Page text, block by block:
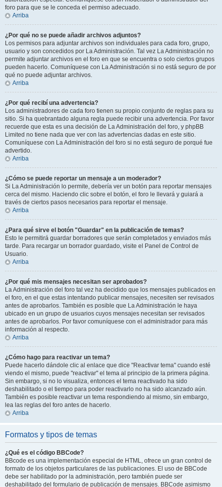
foro para que se le conceda el permiso adecuado.
Arriba
¿Por qué no se puede añadir archivos adjuntos?
Los permisos para adjuntar archivos son individuales para cada foro, grupo,
usuario y son concedidos por La Administración. Tal vez La Administración no
permite adjuntar archivos en el foro en que se encuentra o solo ciertos grupos
pueden hacerlo. Comuníquese con La Administración si no está seguro de por
qué no puede adjuntar archivos.
Arriba
¿Por qué recibí una advertencia?
Los administradores de cada foro tienen su propio conjunto de reglas para su
sitio. Si ha quebrantado alguna regla puede recibir una advertencia. Por favor
recuerde que esta es una decisión de La Administración del foro, y phpBB
Limited no tiene nada que ver con las advertencias dadas en este sitio.
Comuníquese con La Administración del foro si no está seguro de porqué fue
advertido.
Arriba
¿Cómo se puede reportar un mensaje a un moderador?
Si La Administración lo permite, debería ver un botón para reportar mensajes
cerca del mismo. Haciendo clic sobre el botón, el foro le llevará y guiará a
través de ciertos pasos necesarios para reportar el mensaje.
Arriba
¿Para qué sirve el botón "Guardar" en la publicación de temas?
Esto le permitirá guardar borradores que serán completados y enviados más
tarde. Para recargar un borrador guardado, visite el Panel de Control de
Usuario.
Arriba
¿Por qué mis mensajes necesitan ser aprobados?
La Administración del foro tal vez ha decidido que los mensajes publicados en
el foro, en el que estas intentando publicar mensajes, necesiten ser revisados
antes de aprobarlos. También es posible que La Administración le haya
ubicado en un grupo de usuarios cuyos mensajes necesitan ser revisados
antes de aprobarlos. Por favor comuníquese con el administrador para más
información al respecto.
Arriba
¿Cómo hago para reactivar un tema?
Puede hacerlo dándole clic al enlace que dice "Reactivar tema" cuando esté
viendo el mismo, puede "reactivar" el tema al principio de la primera página.
Sin embargo, si no lo visualiza, entonces el tema reactivado ha sido
deshabilitado o el tiempo para poder reactivarlo no ha sido alcanzado aún.
También es posible reactivar un tema respondiendo al mismo, sin embargo,
lea las reglas del foro antes de hacerlo.
Arriba
Formatos y tipos de temas
¿Qué es el código BBCode?
BBcode es una implementación especial de HTML, ofrece un gran control de
formato de los objetos particulares de las publicaciones. El uso de BBCode
debe ser habilitado por la administración, pero también puede ser
deshabilitado del formulario de publicación de mensajes. BBCode asimismo